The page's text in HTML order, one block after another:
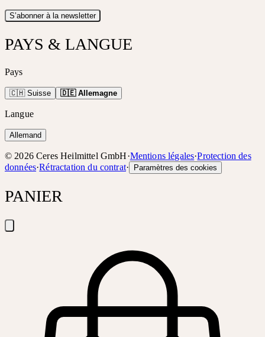
S’abonner à la newsletter
PAYS & LANGUE
Pays
🇨🇭 Suisse 🇩🇪 Allemagne
Langue
Allemand
© 2026 Ceres Heilmittel GmbH·Mentions légales·Protection des
données·Rétractation du contrat· Paramètres des cookies
PANIER